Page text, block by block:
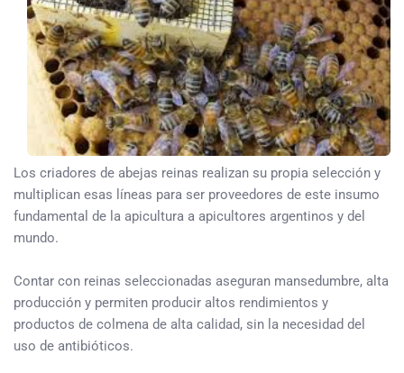
Los criadores de abejas reinas realizan su propia selección y
multiplican esas líneas para ser proveedores de este insumo
fundamental de la apicultura a apicultores argentinos y del
mundo.
Contar con reinas seleccionadas aseguran mansedumbre, alta
producción y permiten producir altos rendimientos y
productos de colmena de alta calidad, sin la necesidad del
uso de antibióticos.